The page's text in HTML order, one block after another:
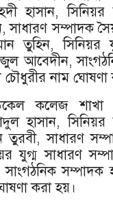
হাসান,
সাধারণ সম্পাদক
তুহিন, সিনিয়র
আবেদীন,
নাম ঘোষণা
কলেজ শাখা
হাসান,
তুরবী, সাধারণ
যুগ্ম সাধারণ
সম্পাদক
করা হয়।